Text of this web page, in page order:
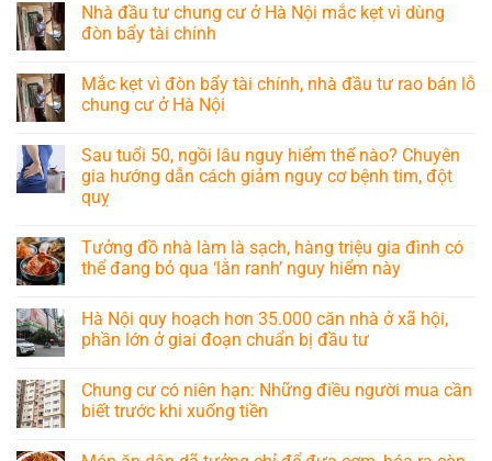
Nhà đầu tư chung cư ở Hà Nội mắc kẹt vì dùng
đòn bẩy tài chính
Mắc kẹt vì đòn bẩy tài chính, nhà đầu tư rao bán lỗ
chung cư ở Hà Nội
Sau tuổi 50, ngồi lâu nguy hiểm thế nào? Chuyên
gia hướng dẫn cách giảm nguy cơ bệnh tim, đột
quỵ
Tưởng đồ nhà làm là sạch, hàng triệu gia đình có
thể đang bỏ qua ‘lằn ranh’ nguy hiểm này
Hà Nội quy hoạch hơn 35.000 căn nhà ở xã hội,
phần lớn ở giai đoạn chuẩn bị đầu tư
Chung cư có niên hạn: Những điều người mua cần
biết trước khi xuống tiền